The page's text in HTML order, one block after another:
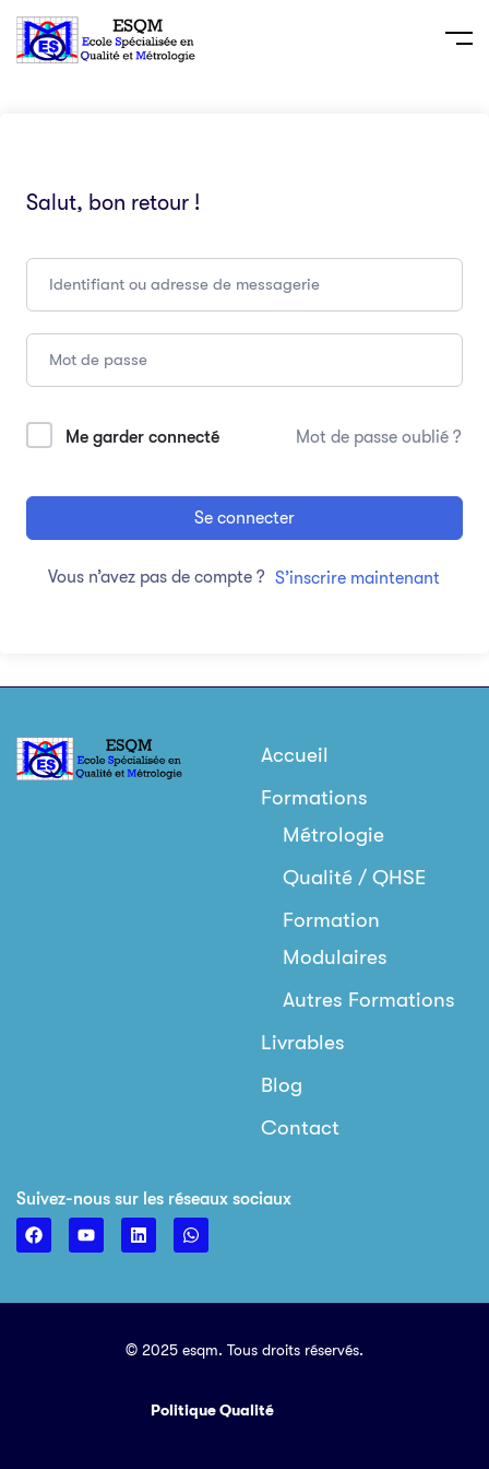
Salut, bon retour !
Me garder connecté Mot de passe oublié ?
Se connecter
Vous n’avez pas de compte ? S’inscrire maintenant
Accueil
Formations
Métrologie
Qualité / QHSE
Formation
Modulaires
Autres Formations
Livrables
Blog
Contact
Suivez-nous sur les réseaux sociaux
© 2025 esqm. Tous droits réservés.
Politique Qualité